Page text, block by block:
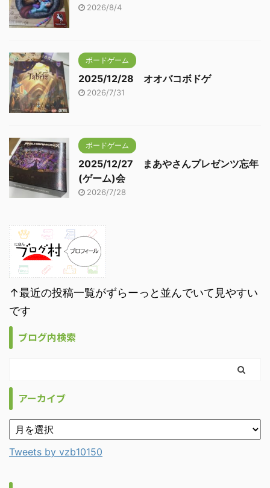
2026/8/4
ボードゲーム
2025/12/28 オオバコボドゲ
2026/7/31
ボードゲーム
2025/12/27 まあやさんプレゼンツ忘年
(ゲーム)会
2026/7/28
↑最近の投稿一覧がずらーっと並んでいて見やすい
です
ブログ内検索
アーカイブ
Tweets by vzb10150